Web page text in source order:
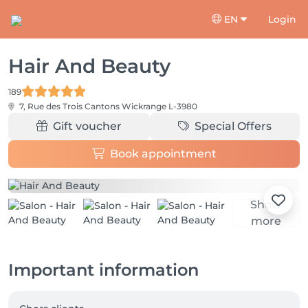
EN Login
Hair And Beauty
189
7, Rue des Trois Cantons Wickrange L-3980
Gift voucher Special Offers
Book appointment
Show
more
Important information